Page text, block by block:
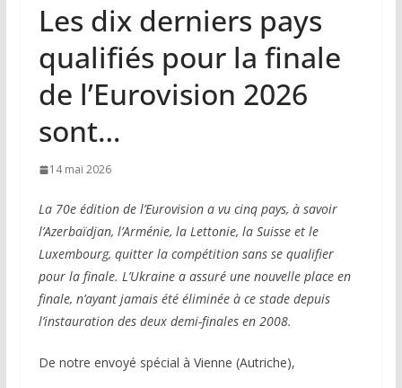
Les dix derniers pays
qualifiés pour la finale
de l’Eurovision 2026
sont…
14 mai 2026
La 70e édition de l’Eurovision a vu cinq pays, à savoir
l’Azerbaïdjan, l’Arménie, la Lettonie, la Suisse et le
Luxembourg, quitter la compétition sans se qualifier
pour la finale. L’Ukraine a assuré une nouvelle place en
finale, n’ayant jamais été éliminée à ce stade depuis
l’instauration des deux demi-finales en 2008.
De notre envoyé spécial à Vienne (Autriche),